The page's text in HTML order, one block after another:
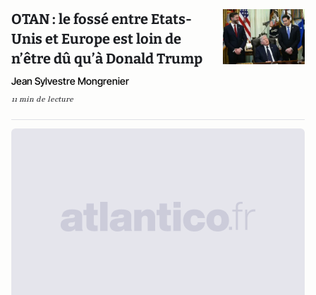
OTAN : le fossé entre Etats-
Unis et Europe est loin de
n’être dû qu’à Donald Trump
Jean Sylvestre Mongrenier
11 min de lecture